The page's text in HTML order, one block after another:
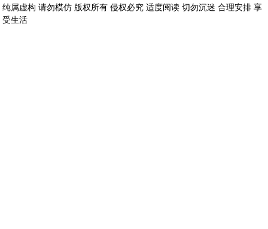
纯属虚构 请勿模仿 版权所有 侵权必究 适度阅读 切勿沉迷 合理安排 享
受生活